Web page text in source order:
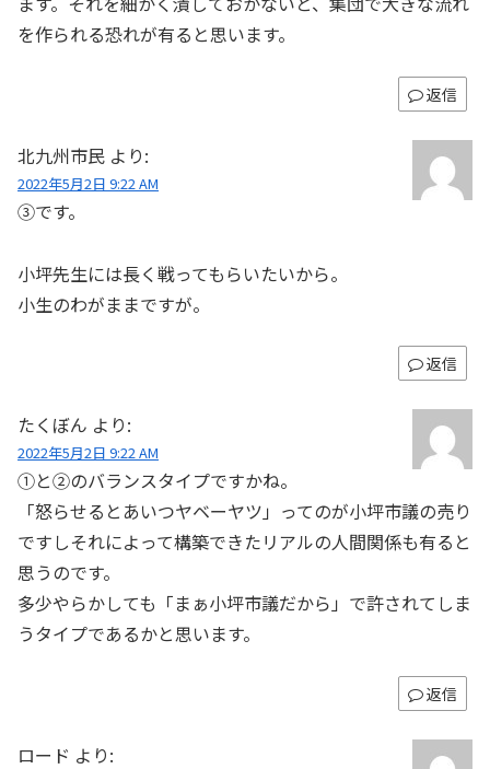
を作られる恐れが有ると思います。
返信
北九州市民 より:
2022年5月2日 9:22 AM
③です。
小坪先生には長く戦ってもらいたいから。
小生のわがままですが。
返信
たくぼん より:
2022年5月2日 9:22 AM
①と②のバランスタイプですかね。
「怒らせるとあいつヤベーヤツ」ってのが小坪市議の売り
ですしそれによって構築できたリアルの人間関係も有ると
思うのです。
多少やらかしても「まぁ小坪市議だから」で許されてしま
うタイプであるかと思います。
返信
ロード より: